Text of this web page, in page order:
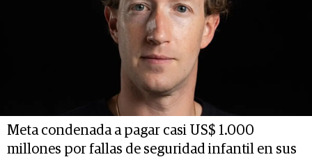
Meta condenada a pagar casi US$ 1.000
millones por fallas de seguridad infantil en sus